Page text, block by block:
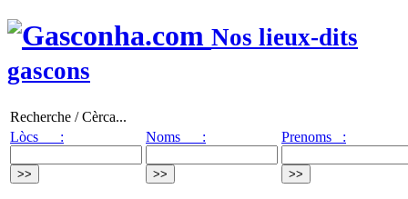
Nos lieux-dits
gascons
Recherche / Cèrca...
Lòcs :
Noms : Prenoms :